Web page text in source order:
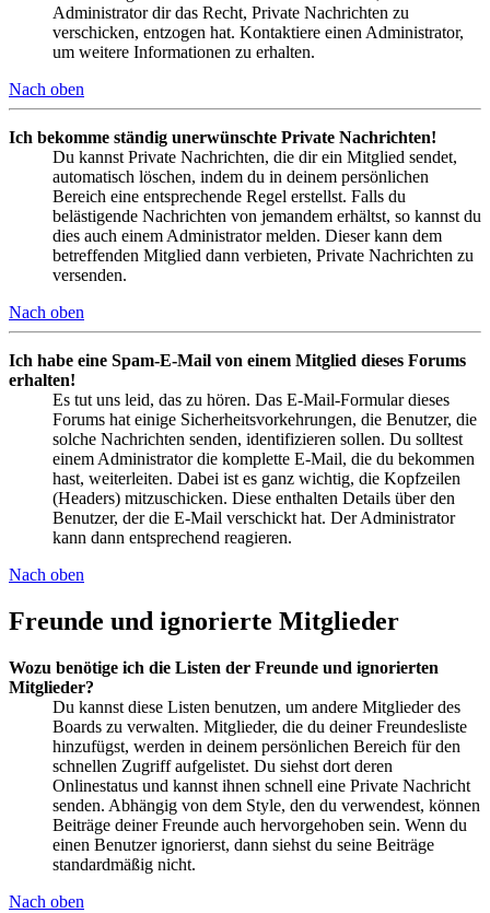
Administrator dir das Recht, Private Nachrichten zu
verschicken, entzogen hat. Kontaktiere einen Administrator,
um weitere Informationen zu erhalten.
Nach oben
Ich bekomme ständig unerwünschte Private Nachrichten!
Du kannst Private Nachrichten, die dir ein Mitglied sendet,
automatisch löschen, indem du in deinem persönlichen
Bereich eine entsprechende Regel erstellst. Falls du
belästigende Nachrichten von jemandem erhältst, so kannst du
dies auch einem Administrator melden. Dieser kann dem
betreffenden Mitglied dann verbieten, Private Nachrichten zu
versenden.
Nach oben
Ich habe eine Spam-E-Mail von einem Mitglied dieses Forums
erhalten!
Es tut uns leid, das zu hören. Das E-Mail-Formular dieses
Forums hat einige Sicherheitsvorkehrungen, die Benutzer, die
solche Nachrichten senden, identifizieren sollen. Du solltest
einem Administrator die komplette E-Mail, die du bekommen
hast, weiterleiten. Dabei ist es ganz wichtig, die Kopfzeilen
(Headers) mitzuschicken. Diese enthalten Details über den
Benutzer, der die E-Mail verschickt hat. Der Administrator
kann dann entsprechend reagieren.
Nach oben
Freunde und ignorierte Mitglieder
Wozu benötige ich die Listen der Freunde und ignorierten
Mitglieder?
Du kannst diese Listen benutzen, um andere Mitglieder des
Boards zu verwalten. Mitglieder, die du deiner Freundesliste
hinzufügst, werden in deinem persönlichen Bereich für den
schnellen Zugriff aufgelistet. Du siehst dort deren
Onlinestatus und kannst ihnen schnell eine Private Nachricht
senden. Abhängig von dem Style, den du verwendest, können
Beiträge deiner Freunde auch hervorgehoben sein. Wenn du
einen Benutzer ignorierst, dann siehst du seine Beiträge
standardmäßig nicht.
Nach oben